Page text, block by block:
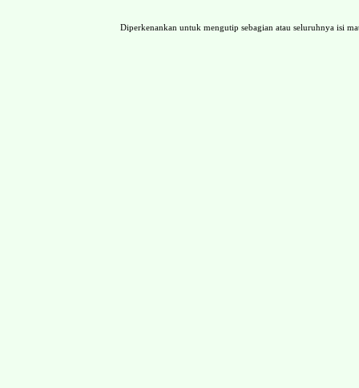
Diperkenankan untuk mengutip sebagian atau seluruhnya isi